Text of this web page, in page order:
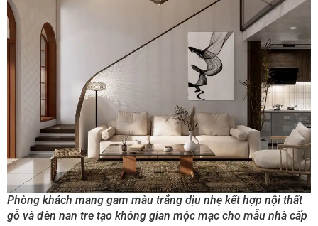
Phòng khách mang gam màu trắng dịu nhẹ kết hợp nội thất
gỗ và đèn nan tre tạo không gian mộc mạc cho mẫu nhà cấp